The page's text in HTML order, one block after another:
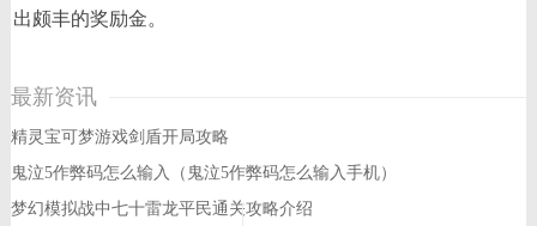
出颇丰的奖励金。
最新资讯
精灵宝可梦游戏剑盾开局攻略
鬼泣5作弊码怎么输入（鬼泣5作弊码怎么输入手机）
梦幻模拟战中七十雷龙平民通关攻略介绍